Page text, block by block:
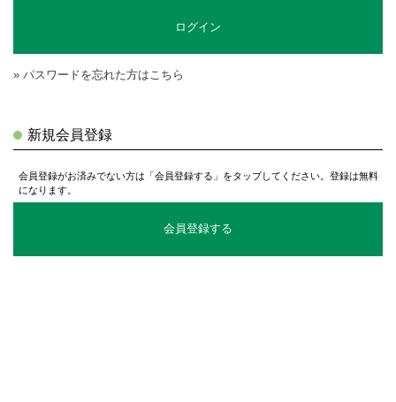
ログイン
» パスワードを忘れた方はこちら
新規会員登録
会員登録がお済みでない方は「会員登録する」をタップしてください。登録は無料
になります。
会員登録する